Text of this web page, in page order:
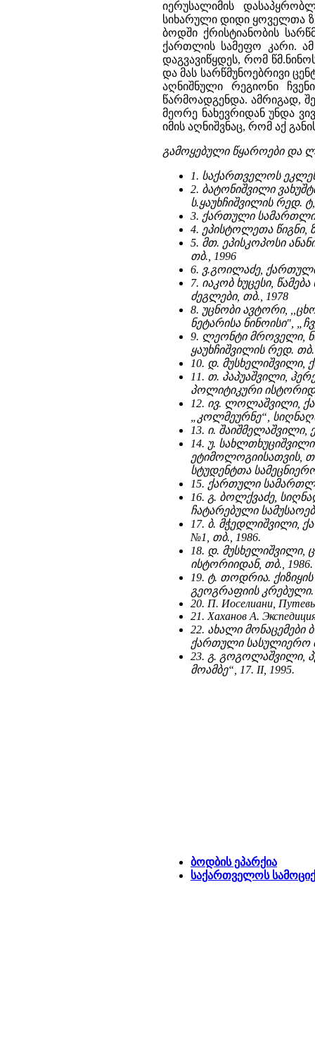
გამოყებული წყაროები და
1. საქართველოს
2. ბატონიშვილი
ს.ყაუხჩიშვილის რედ.
3. ქართული
4. ეპისტოლეთა წიგნი,
5. მთ. ეპისკოპოსი
თბ., 1996
6. ვ.გოილაძე,
7. იაკობ ხუცესი,
ძეგლები, თბ., 1978
8. უცნობი ავტორი,
ნეტარისა ნინოისი",
9. ლეონტი მროველი,
ყაუხჩიშვილის რედ. თბ.
10. დ. მუსხელიშვილი,
11. თ. პაპუაშვილი,
პოლიტიკური
12. ივ. ლოლაშვილი,
„კოლმეურნე“,
13. ი. შაიშმელაშვილი,
14. უ.
ეტიმოლოგიისათვის,
სტუდენტთა
15. ქართული
16. გ. ბოლქვაძე,
ჩატარებული
17. ბ. მჭედლიშვილი,
№1, თბ., 1986.
18. დ. მუსხელიშვილი,
ისტორიიდან, თბ., 1986.
19. ტ. თოდრია.
გეოგრაფიის კრებული.
20. П. Иоселиани,
21. Хаханов А.
22. ახალი მონაცემები
ქართული სასულიერო
23. გ. გოგოლაშვილი,
მოამბე“, 17. II, 1995.
ბოდბის ეპარქია
საქართველოს